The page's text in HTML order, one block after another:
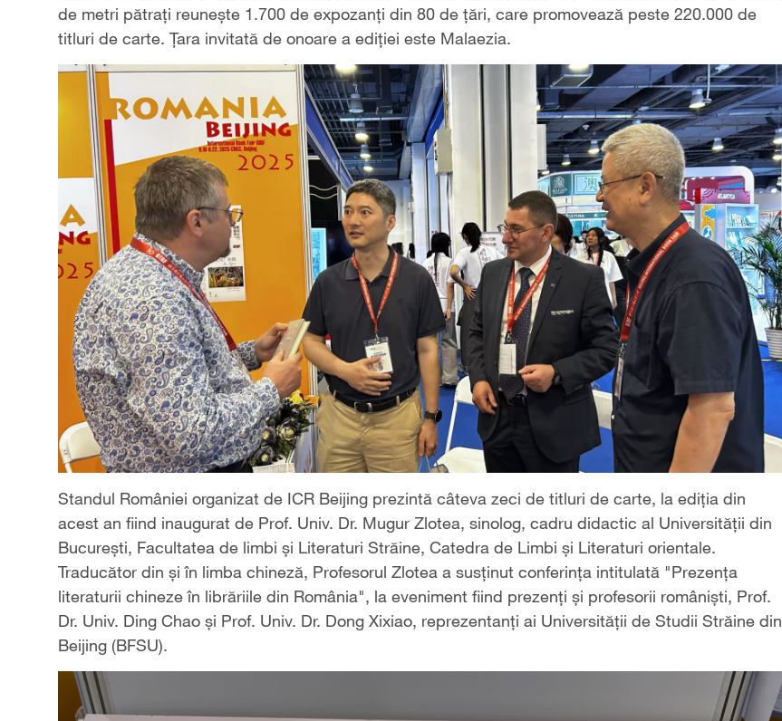
de metri pătrați reunește 1.700 de expozanți din 80 de țări, care promovează peste 220.000 de
titluri de carte. Țara invitată de onoare a ediției este Malaezia.
Standul României organizat de ICR Beijing prezintă câteva zeci de titluri de carte, la ediția din
acest an fiind inaugurat de Prof. Univ. Dr. Mugur Zlotea, sinolog, cadru didactic al Universității din
București, Facultatea de limbi și Literaturi Străine, Catedra de Limbi și Literaturi orientale.
Traducător din și în limba chineză, Profesorul Zlotea a susținut conferința intitulată "Prezența
literaturii chineze în librăriile din România", la eveniment fiind prezenți și profesorii româniști, Prof.
Dr. Univ. Ding Chao și Prof. Univ. Dr. Dong Xixiao, reprezentanți ai Universității de Studii Străine din
Beijing (BFSU).